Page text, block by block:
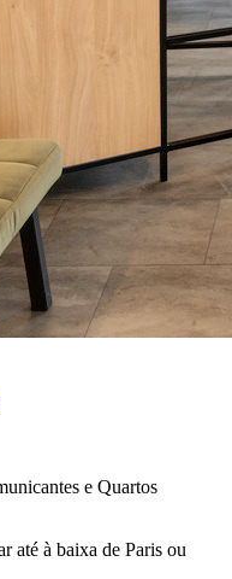
e Quartos
até à baixa de Paris ou